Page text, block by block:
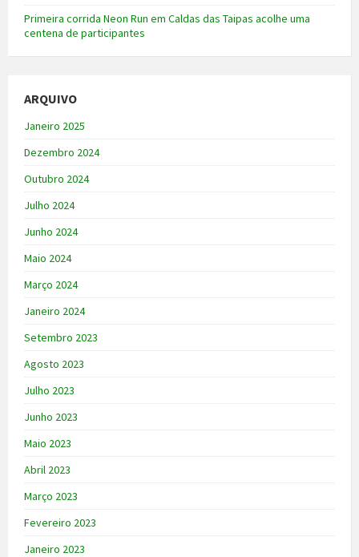
Primeira corrida Neon Run em Caldas das Taipas acolhe uma
centena de participantes
ARQUIVO
Janeiro 2025
Dezembro 2024
Outubro 2024
Julho 2024
Junho 2024
Maio 2024
Março 2024
Janeiro 2024
Setembro 2023
Agosto 2023
Julho 2023
Junho 2023
Maio 2023
Abril 2023
Março 2023
Fevereiro 2023
Janeiro 2023